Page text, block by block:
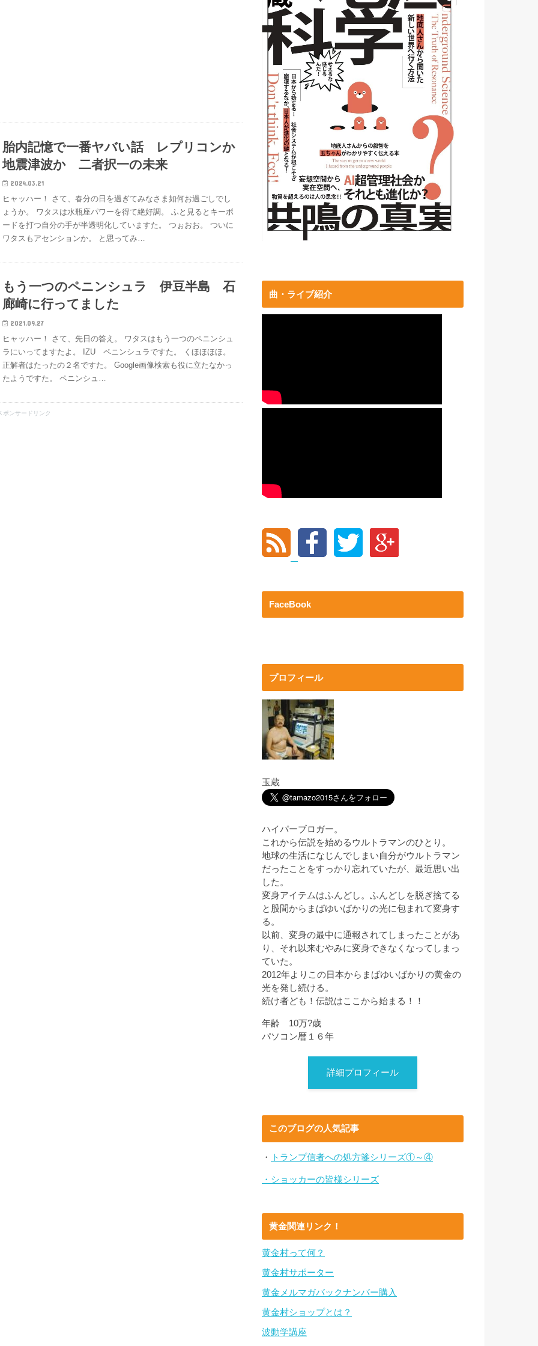
胎内記憶で一番ヤバい話 レプリコンか
地震津波か 二者択一の未来
2024.03.21
ヒャッハー！ さて、春分の日を過ぎてみなさま如何お過ごしでし
ょうか。 ワタスは水瓶座パワーを得て絶好調。 ふと見るとキーボ
ードを打つ自分の手が半透明化していますた。 つぉおお。 ついに
ワタスもアセンションか。 と思ってみ…
もう一つのペニンシュラ 伊豆半島 石
廊崎に行ってました
2021.09.27
ヒャッハー！ さて、先日の答え。 ワタスはもう一つのペニンシュ
ラにいってますたよ。 IZU ペニンシュラですた。 くほほほほ。
正解者はたったの２名ですた。 Google画像検索も役に立たなかっ
たようですた。 ペニンシュ…
ポンサードリンク
曲・ライブ紹介
FaceBook
プロフィール
玉蔵
ハイパーブロガー。
これから伝説を始めるウルトラマンのひとり。
地球の生活になじんでしまい自分がウルトラマン
だったことをすっかり忘れていたが、最近思い出
した。
変身アイテムはふんどし。ふんどしを脱ぎ捨てる
と股間からまばゆいばかりの光に包まれて変身す
る。
以前、変身の最中に通報されてしまったことがあ
り、それ以来むやみに変身できなくなってしまっ
ていた。
2012年よりこの日本からまばゆいばかりの黄金の
光を発し続ける。
続け者ども！伝説はここから始まる！！
年齢 10万?歳
パソコン暦１６年
詳細プロフィール
このブログの人気記事
・ トランプ信者への処方箋シリーズ①～④
・ショッカーの皆様シリーズ
黄金関連リンク！
黄金村って何？
黄金村サポーター
黄金メルマガバックナンバー購入
黄金村ショップとは？
波動学講座